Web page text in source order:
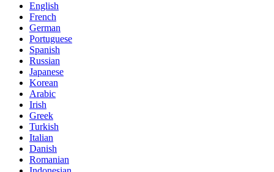
English
French
German
Portuguese
Spanish
Russian
Japanese
Korean
Arabic
Irish
Greek
Turkish
Italian
Danish
Romanian